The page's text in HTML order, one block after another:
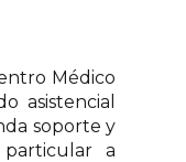
Médico
asistencial
soporte y
a